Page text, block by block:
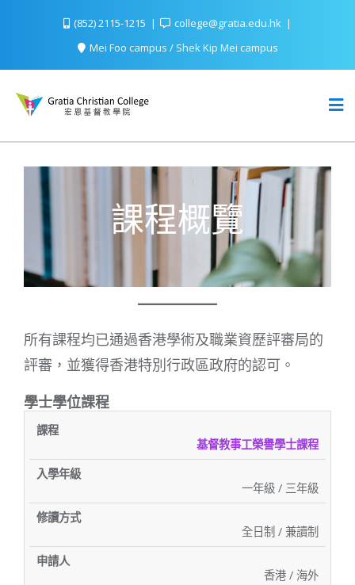
(852) 2115-1215
college@gratia.edu.hk
Mei Foo campus / Shek Kip Mei campus
課程概覽
所有課程均已通過香港學術及職業資歷評審局的
評審，並獲得香港特別行政區政府的認可。
學士學位課程
程
年
級
方
情
基督教事工榮譽學士課程
一年級 / 三年級
全日制 / 兼讀制
香港 / 海外